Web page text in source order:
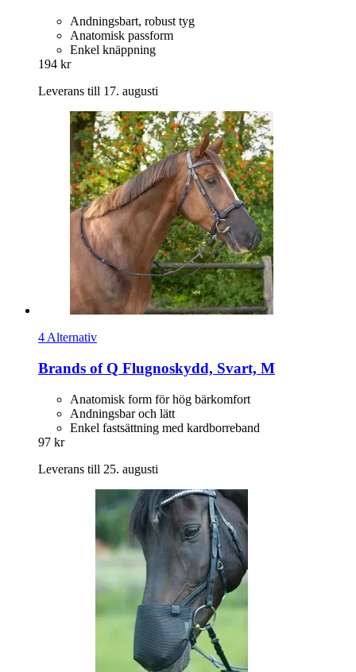
Andningsbart, robust tyg
Anatomisk passform
Enkel knäppning
194 kr
Leverans till 17. augusti
4 Alternativ
Brands of Q Flugnoskydd, Svart, M
Anatomisk form för hög bärkomfort
Andningsbar och lätt
Enkel fastsättning med kardborreband
97 kr
Leverans till 25. augusti